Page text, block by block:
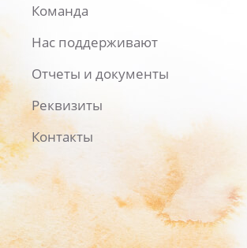
Команда
Нас поддерживают
Отчеты и документы
Реквизиты
Контакты